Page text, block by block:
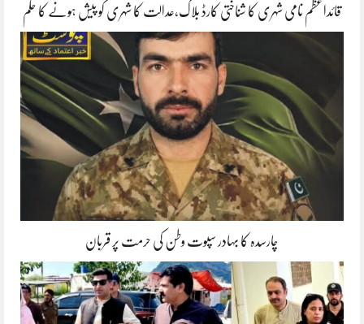
قائداعظم نامی شہری کا شناختی کارڈ بلاک،عدالت کا شہری کو پیش ہونے کا حکم
چارسدہ کا بہادر سپوت وطن کی حرمت پر قربان